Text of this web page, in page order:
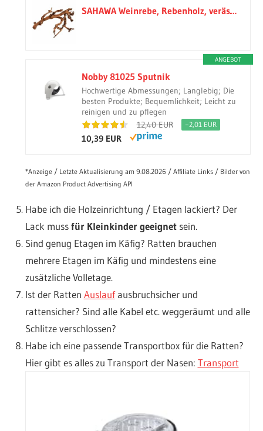
SAHAWA Weinrebe, Rebenholz, verästelt, sandgestrahlt, Verschiedene Größen, Terrarium Deko, Sitzstange, Vogelsitzplatz, Käfigzubehör, Floristik und Raumschmuck
ANGEBOT
Nobby 81025 Sputnik
Hochwertige Abmessungen; Langlebig; Die
besten Produkte; Bequemlichkeit; Leicht zu
reinigen und zu pflegen
12,40 EUR
−2,01 EUR
10,39 EUR
*Anzeige / Letzte Aktualisierung am 9.08.2026 / Affiliate Links / Bilder von
der Amazon Product Advertising API
Habe ich die Holzeinrichtung / Etagen lackiert? Der
Lack mussfür Kleinkinder geeignet sein.
Sind genug Etagen im Käfig? Ratten brauchen
mehrere Etagen im Käfig und mindestens eine
zusätzliche Volletage.
Ist der Ratten Auslaufausbruchsicher und
rattensicher? Sind alle Kabel etc. weggeräumt und alle
Schlitze verschlossen?
Habe ich eine passende Transportbox für die Ratten?
Hier gibt es alles zu Transport der Nasen: Transport